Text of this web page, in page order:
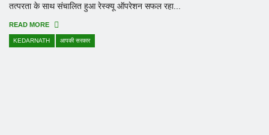
तत्परता के साथ संचालित हुआ रेस्क्यू ऑपरेशन सफल रहा...
READ MORE
KEDARNATH आपकी सरकार